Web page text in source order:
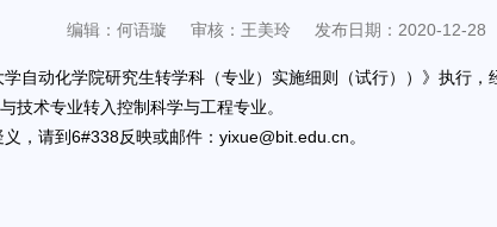
编辑：何语璇 审核：王美玲 发布日期：2020-12-28
动化学院研究生转学科（专业）实施细则（试行））》执行，
术专业转入控制科学与工程专业。
请到6#338反映或邮件：yixue@bit.edu.cn。